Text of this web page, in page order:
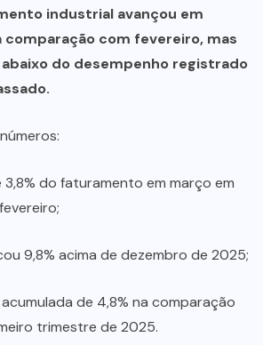
industrial avançou em
comparação com fevereiro, mas
do desempenho registrado
do faturamento em março em
9,8% acima de dezembro de 2025;
de 4,8% na comparação
trimestre de 2025.